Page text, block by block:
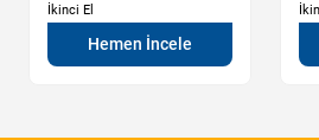
İkinci El
Hemen İncele